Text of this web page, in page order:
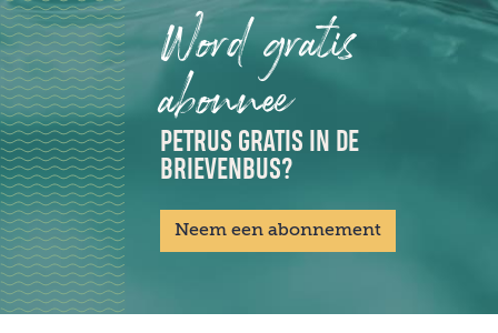
Word gratis
abonnee
PETRUS GRATIS IN DE
BRIEVENBUS?
Neem een abonnement